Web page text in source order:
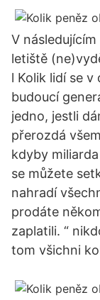
V
letiště
l Kolik lidí se
budoucí
jedno, jestli
přerozdá
kdyby
se můžete
nahradí
prodáte
zaplatili. “
tom všichni